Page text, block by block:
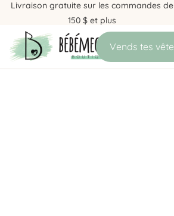
Livraison gratuite sur les commandes de
150 $ et plus